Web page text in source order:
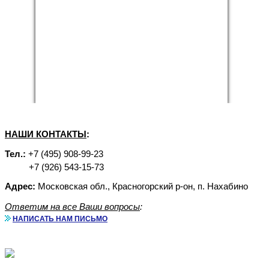
НАШИ КОНТАКТЫ:
Тел.: +7 (495) 908-99-23
+7 (926) 543-15-73
Адрес: Московская обл., Красногорский р-он, п. Нахабино
Ответим на все Ваши вопросы:
НАПИСАТЬ НАМ ПИСЬМО